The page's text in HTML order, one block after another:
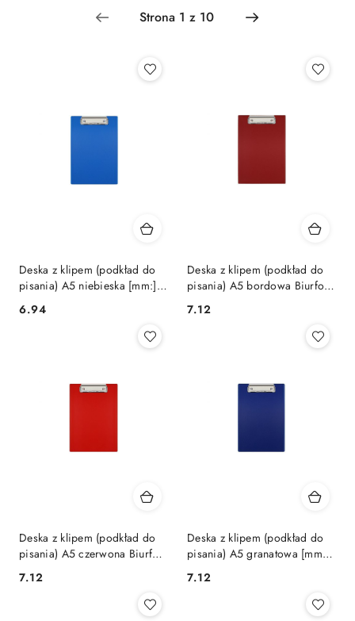
Deska z klipem (podkład do
pisania) A5 niebieska [mm:]
185x250 Biurfol (kh-00-01)
Cena:
6.94
Deska z klipem (podkład do
pisania) A5 bordowa Biurfol
(KH-00-05)
Cena:
7.12
Deska z klipem (podkład do
pisania) A5 czerwona Biurfol
Cena:
7.12
Deska z klipem (podkład do
pisania) A5 granatowa [mm:]
Cena:
7.12